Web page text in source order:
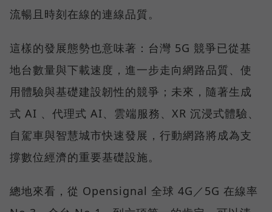
流暢且時刻在線的連線品質。
這樣的發展態勢也意味著：台灣 5G 競爭已從基
地台數量與下載速度，進一步走向網路品質、使
用體驗與基礎建設韌性的競爭；未來，隨著生成
式 AI 、代理式 AI、雲端服務、XR 沉浸式體驗、
自駕車與智慧城市快速發展，行動網路將成為支
撐數位經濟的重要基礎設施。
總地來看，從 Opensignal 全球 4G／5G 在線率